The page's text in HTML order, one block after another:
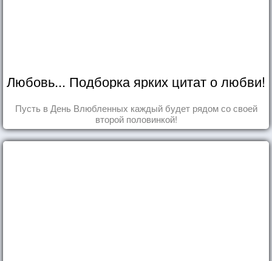
Любовь... Подборка ярких цитат о любви!
Пусть в День Влюбленных каждый будет рядом со своей
второй половинкой!